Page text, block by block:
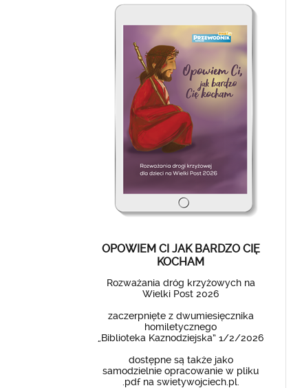
OPOWIEM CI JAK BARDZO CIĘ
KOCHAM
Rozważania dróg krzyżowych na
Wielki Post 2026
zaczerpnięte z dwumiesięcznika
homiletycznego
„Biblioteka Kaznodziejska” 1/2/2026
dostępne są także jako
samodzielnie opracowanie w pliku
.pdf na swietywojciech.pl.